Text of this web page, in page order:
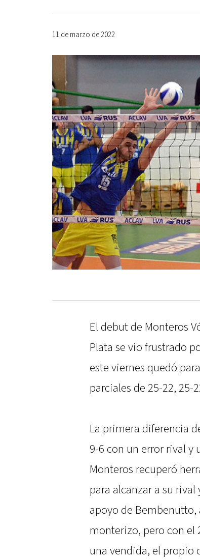
11 de marzo de 2022
El debut de Monteros
Plata se vio frustrado
este viernes quedó
parciales de 25-22, 25-
La primera diferencia
9-6 con un error rival y
Monteros recuperó
para alcanzar a su rival
apoyo de
monterizo, pero con el
una vendida, el propio